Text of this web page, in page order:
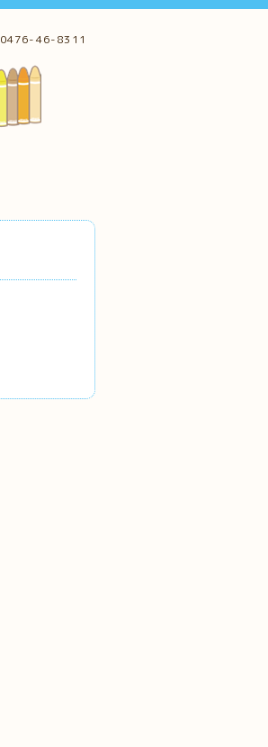
0476-46-8311